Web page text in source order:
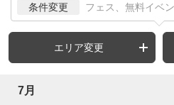
条件変更 フェス、無料イベ
エリア変更
7月